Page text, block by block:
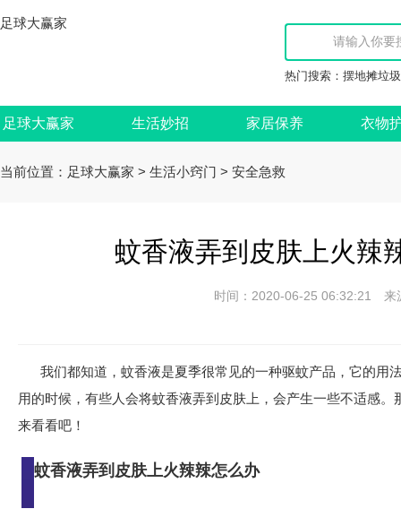
足球大赢家
热门搜索： 摆地摊垃
足球大赢家 生活妙招 家居保养 衣物
当前位置： 足球大赢家 > 生活小窍门 > 安全急救
蚊香液弄到皮肤上火辣
时间：2020-06-25 06:32:21
我们都知道，蚊香液是夏季很常见的一种驱蚊产品，它的用
用的时候，有些人会将蚊香液弄到皮肤上，会产生一些不适感
来看看吧！
蚊香液弄到皮肤上火辣辣怎么办